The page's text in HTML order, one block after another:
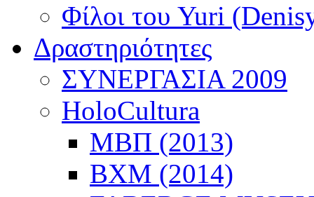
Φίλοι του Yuri
Δραστηριότητες
ΣΥΝΕΡΓΑΣΙΑ 2009
HoloCultura
ΜΒΠ (2013)
ΒΧΜ (2014)